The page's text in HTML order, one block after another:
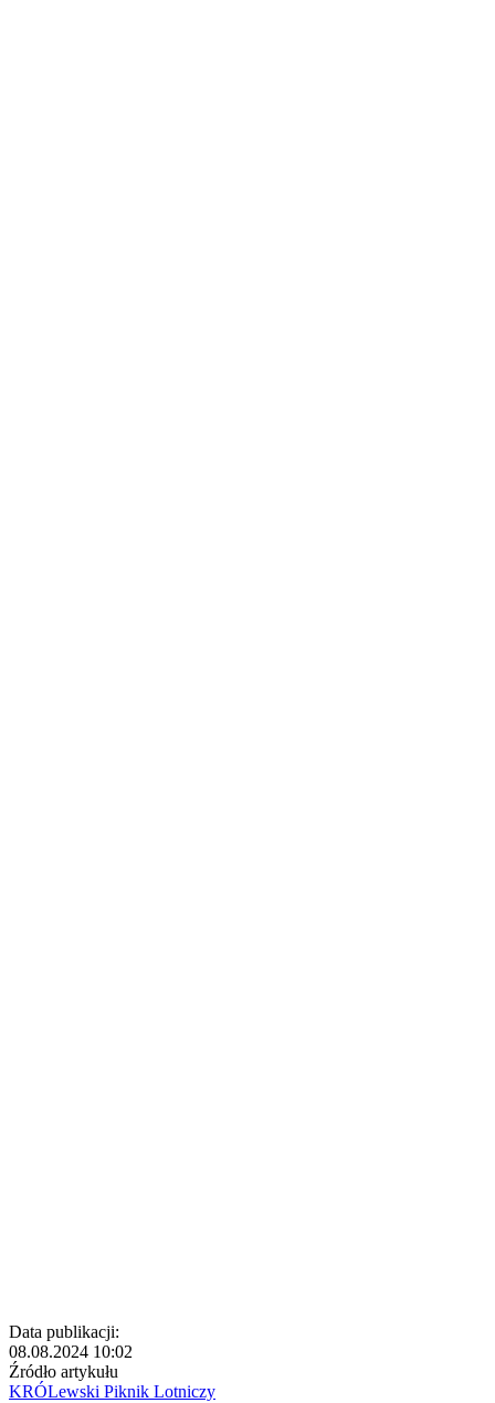
Data publikacji:
08.08.2024 10:02
Źródło artykułu
KRÓLewski Piknik Lotniczy